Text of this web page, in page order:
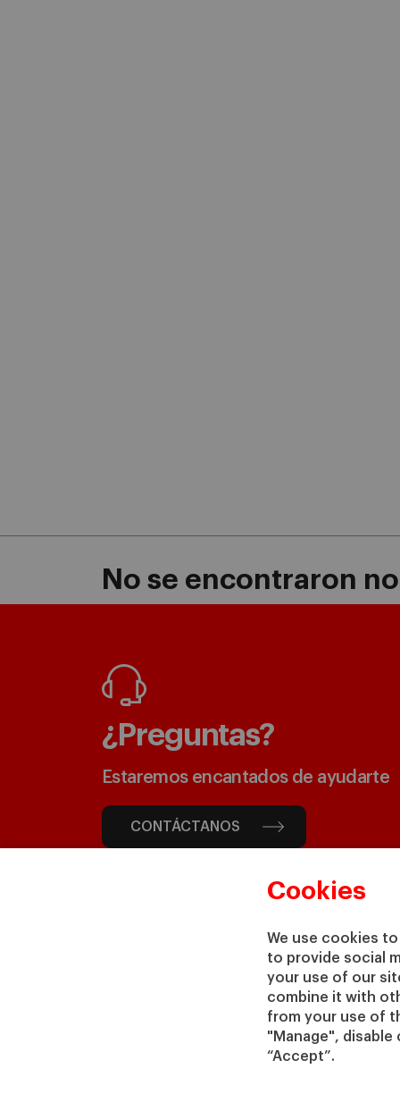
Cookies
We use cookies
to provide social
your use of our
combine it with
from your use of
"Manage",
“Accept”.
No se encontraron
¿Preguntas?
Estaremos encantados de ayudarte
CONTÁCTANOS